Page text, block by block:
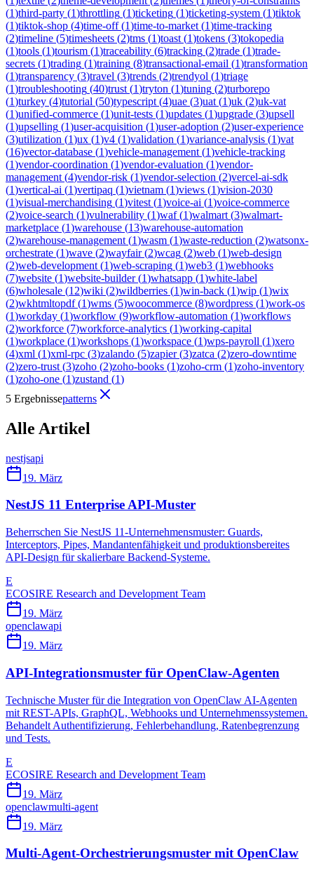
(1)third-party (1)throttling (1)ticketing (1)ticketing-system (1)tiktok
(1)tiktok-shop (4)time-off(1)time-to-market (1)time-tracking
(2)timeline (5)timesheets (2)tms (1)toast (1)tokens (3)tokopedia
(1)tools (1)tourism (1)traceability (6)tracking (2)trade (1)trade-
secrets (1)trading (1)training (8)transactional-email (1)transformation
(1)transparency (3)travel (3)trends (2)trendyol (1)triage
(1)troubleshooting (40)trust (1)tryton (1)tuning (2)turborepo
(1)turkey (4)tutorial (50)typescript (4)uae (3)uat (1)uk (2)uk-vat
(1)unified-commerce (1)unit-tests (1)updates (1)upgrade (3)upsell
(1)upselling (1)user-acquisition (1)user-adoption (2)user-experience
(3)utilization (1)ux (1)v4 (1)validation (1)variance-analysis (1)vat
(16)vector-database (1)vehicle-management (1)vehicle-tracking
(1)vendor-coordination (1)vendor-evaluation (1)vendor-
management (4)vendor-risk (1)vendor-selection (2)vercel-ai-sdk
(1)vertical-ai (1)vertipaq (1)vietnam (1)views (1)vision-2030
(1)visual-merchandising (1)vitest (1)voice-ai (1)voice-commerce
(2)voice-search (1)vulnerability (1)waf(1)walmart (3)walmart-
marketplace (1)warehouse (13)warehouse-automation
(2)warehouse-management (1)wasm (1)waste-reduction (2)watsonx-
orchestrate (1)wave (2)wayfair(2)wcag (2)web (1)web-design
(2)web-development (1)web-scraping (1)web3 (1)webhooks
(7)website (1)website-builder(1)whatsapp (1)white-label
(6)wholesale (12)wiki (2)wildberries (1)win-back (1)wip (1)wix
(2)wkhtmltopdf(1)wms (5)woocommerce (8)wordpress (1)work-os
(1)workday (1)workflow (9)workflow-automation (1)workflows
(2)workforce (7)workforce-analytics (1)working-capital
(1)workplace (1)workshops (1)workspace (1)wps-payroll (1)xero
(4)xml (1)xml-rpc (3)zalando (5)zapier(3)zatca (2)zero-downtime
(2)zero-trust (3)zoho (2)zoho-books (1)zoho-crm (1)zoho-inventory
(1)zoho-one (1)zustand (1)
5 Ergebnissepatterns
Alle Artikel
nestjsapi
19. März
NestJS 11 Enterprise API-Muster
Beherrschen Sie NestJS 11-Unternehmensmuster: Guards,
Interceptors, Pipes, Mandantenfähigkeit und produktionsbereites
API-Design für skalierbare Backend-Systeme.
E
ECOSIRE Research and Development Team
19. März
openclawapi
19. März
API-Integrationsmuster für OpenClaw-Agenten
Technische Muster für die Integration von OpenClaw AI-Agenten
mit REST-APIs, GraphQL, Webhooks und Unternehmenssystemen.
Behandelt Authentifizierung, Fehlerbehandlung, Ratenbegrenzung
und Tests.
E
ECOSIRE Research and Development Team
19. März
openclawmulti-agent
19. März
Multi-Agent-Orchestrierungsmuster mit OpenClaw